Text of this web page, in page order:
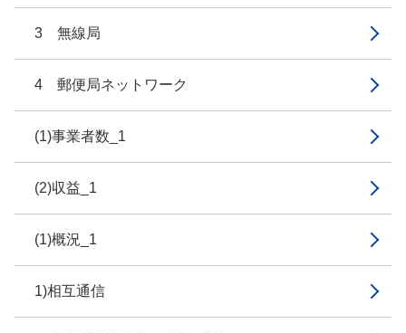
3 無線局
4 郵便局ネットワーク
(1)事業者数_1
(2)収益_1
(1)概況_1
1)相互通信